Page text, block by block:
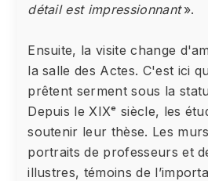
détail est impressionnant».
Ensuite, la visite change
la salle des Actes. C'est ici
prêtent serment sous la
Depuis le XIXᵉ siècle, les
soutenir leur thèse. Les
portraits de professeurs et
illustres, témoins de